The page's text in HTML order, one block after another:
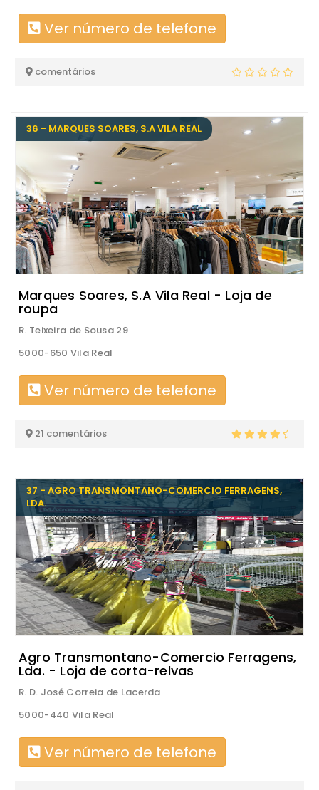
Ver número de telefone
comentários
36 - MARQUES SOARES, S.A VILA REAL
Marques Soares, S.A Vila Real - Loja de
roupa
R. Teixeira de Sousa 29
5000-650 Vila Real
Ver número de telefone
21 comentários
37 - AGRO TRANSMONTANO-COMERCIO FERRAGENS,
LDA.
Agro Transmontano-Comercio Ferragens,
Lda. - Loja de corta-relvas
R. D. José Correia de Lacerda
5000-440 Vila Real
Ver número de telefone